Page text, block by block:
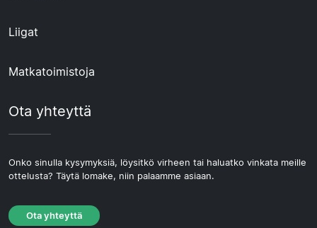
Liigat
Matkatoimistoja
Ota yhteyttä
Onko sinulla kysymyksiä, löysitkö virheen tai haluatko vinkata meille
ottelusta? Täytä lomake, niin palaamme asiaan.
Ota yhteyttä